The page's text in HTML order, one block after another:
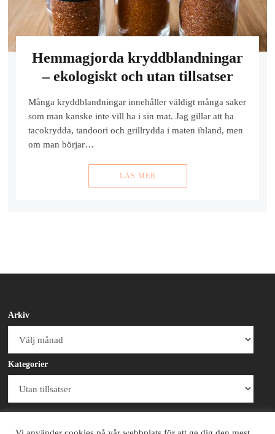
Hemmagjorda kryddblandningar
– ekologiskt och utan tillsatser
Många kryddblandningar innehåller väldigt många saker
som man kanske inte vill ha i sin mat. Jag gillar att ha
tacokrydda, tandoori och grillrydda i maten ibland, men
om man börjar…
LÄS MER
Arkiv
Arkiv
Kategorier
Kategorier